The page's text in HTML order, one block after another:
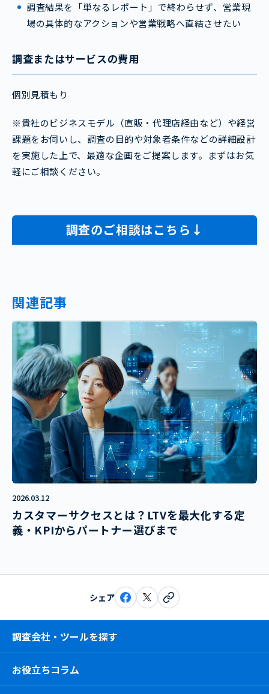
調査結果を「単なるレポート」で終わらせず、営業現
場の具体的なアクションや営業戦略へ直結させたい
調査またはサービスの費用
個別見積もり
※貴社のビジネスモデル（直販・代理店経由など）や経営
課題をお伺いし、調査の目的や対象者条件などの詳細設計
を実施した上で、最適な企画をご提案します。まずはお気
軽にご相談ください。
調査のご相談はこちら↓
関連記事
2026.03.12
カスタマーサクセスとは？LTVを最大化する定
義・KPIからパートナー選びまで
シェア
調査会社・ツールを探す
お役立ちコラム